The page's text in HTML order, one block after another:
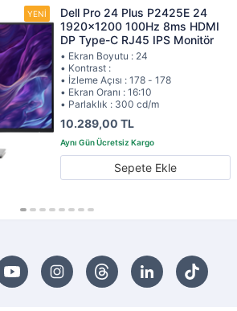
Dell Pro 24 Plus P2425E 24
1920x1200 100Hz 8ms HDMI
DP Type-C RJ45 IPS Monitör
• Ekran Boyutu : 24
• Kontrast :
• İzleme Açısı : 178 - 178
• Ekran Oranı : 16:10
• Parlaklık : 300 cd/m
10.289,00 TL
Sepete Ekle